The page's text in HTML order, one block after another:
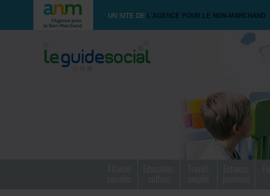
UN SITE DE L'AGENCE POUR LE NON-MARCHAND